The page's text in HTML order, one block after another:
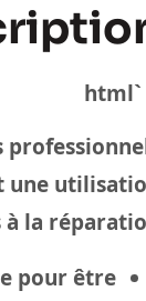
«
une
la
pour être